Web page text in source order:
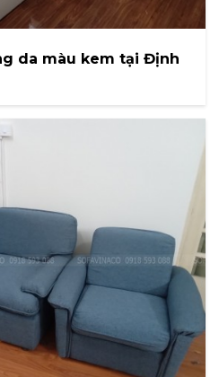
da màu kem tại Định